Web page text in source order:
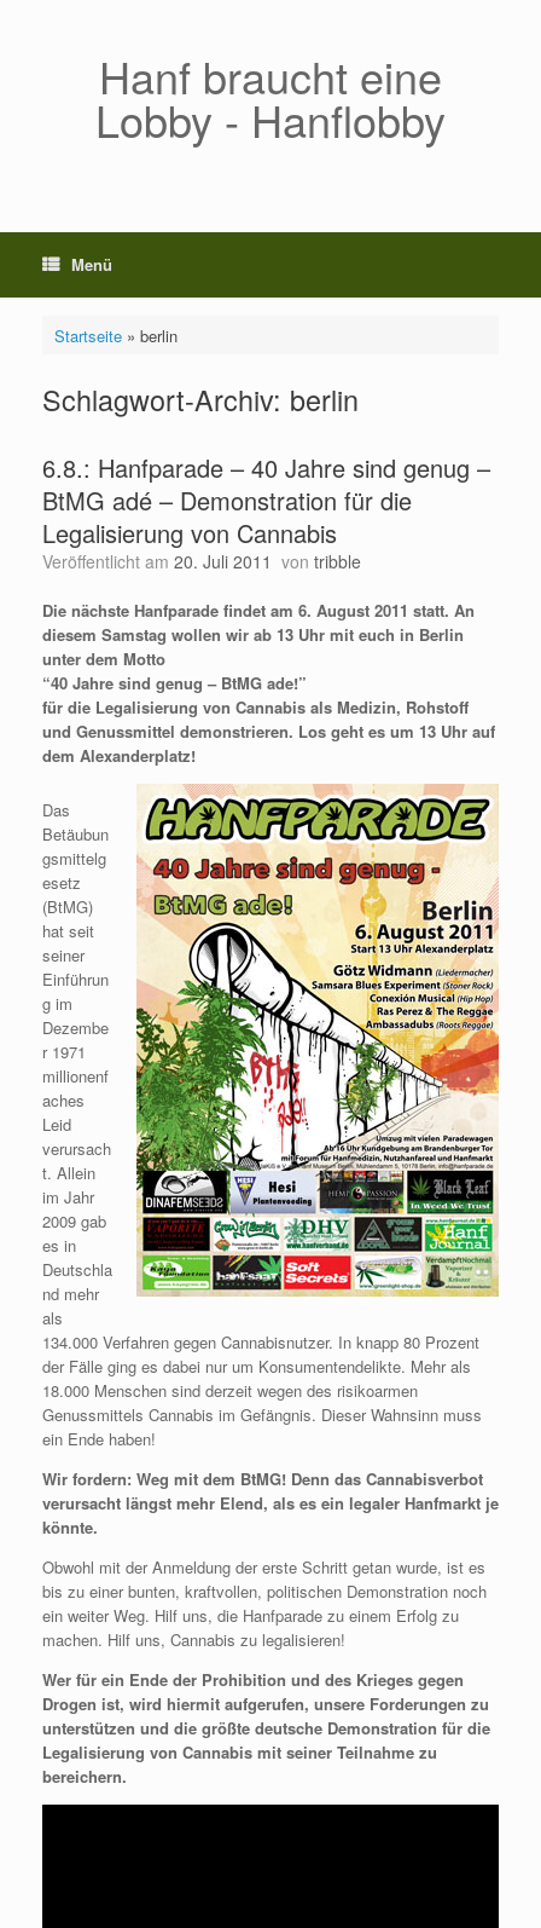
Hanf braucht eine
Lobby - Hanflobby
Menü
Startseite» berlin
Schlagwort-Archiv: berlin
6.8.: Hanfparade – 40 Jahre sind genug –
BtMG adé – Demonstration für die
Legalisierung von Cannabis
Veröffentlicht am 20. Juli 2011 von tribble
Die nächste Hanfparade findet am 6. August 2011 statt. An
diesem Samstag wollen wir ab 13 Uhr mit euch in Berlin
unter dem Motto
“40 Jahre sind genug – BtMG ade!”
für die Legalisierung von Cannabis als Medizin, Rohstoff
und Genussmittel demonstrieren. Los geht es um 13 Uhr auf
dem Alexanderplatz!
Das
Betäubun
gsmittelg
esetz
(BtMG)
hat seit
seiner
Einführun
g im
Dezembe
r 1971
millionenf
aches
Leid
verursach
t. Allein
im Jahr
2009 gab
es in
Deutschla
nd mehr
als
134.000 Verfahren gegen Cannabisnutzer. In knapp 80 Prozent
der Fälle ging es dabei nur um Konsumentendelikte. Mehr als
18.000 Menschen sind derzeit wegen des risikoarmen
Genussmittels Cannabis im Gefängnis. Dieser Wahnsinn muss
ein Ende haben!
Wir fordern: Weg mit dem BtMG! Denn das Cannabisverbot
verursacht längst mehr Elend, als es ein legaler Hanfmarkt je
könnte.
Obwohl mit der Anmeldung der erste Schritt getan wurde, ist es
bis zu einer bunten, kraftvollen, politischen Demonstration noch
ein weiter Weg. Hilf uns, die Hanfparade zu einem Erfolg zu
machen. Hilf uns, Cannabis zu legalisieren!
Wer für ein Ende der Prohibition und des Krieges gegen
Drogen ist, wird hiermit aufgerufen, unsere Forderungen zu
unterstützen und die größte deutsche Demonstration für die
Legalisierung von Cannabis mit seiner Teilnahme zu
bereichern.